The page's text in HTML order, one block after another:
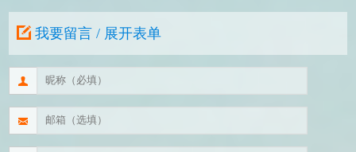
我要留言 / 展开表单